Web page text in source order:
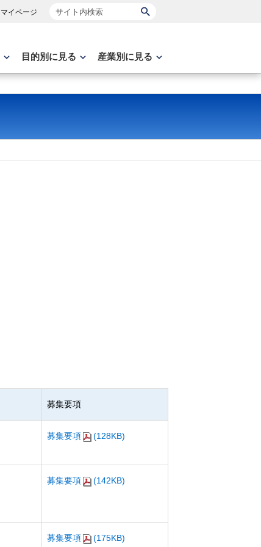
マイページ サイト内検索
目的別に見る 産業別に見る
募集要項
募集要項 (128KB)
募集要項 (142KB)
募集要項 (175KB)